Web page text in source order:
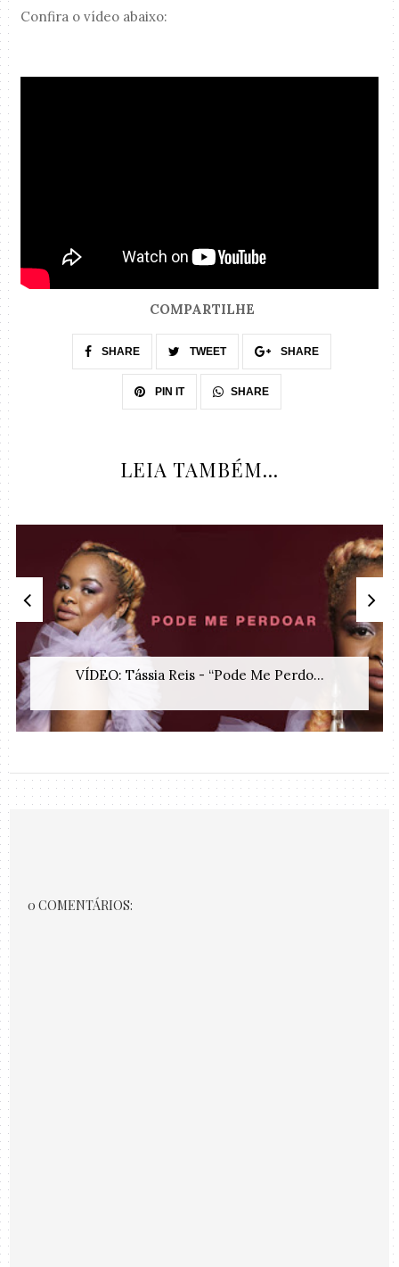
Confira o vídeo abaixo:
COMPARTILHE
SHARE TWEET SHARE
PIN IT SHARE
LEIA TAMBÉM...
VÍDEO: Tássia Reis - “Pode Me Perdo...
0 COMENTÁRIOS: